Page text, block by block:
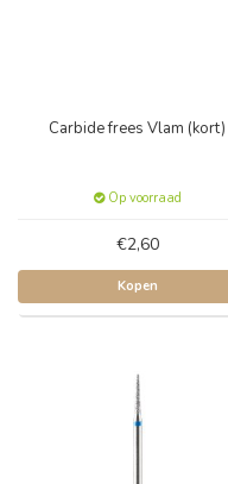
Carbide frees Vlam (kort)
Op voorraad
€2,60
Kopen